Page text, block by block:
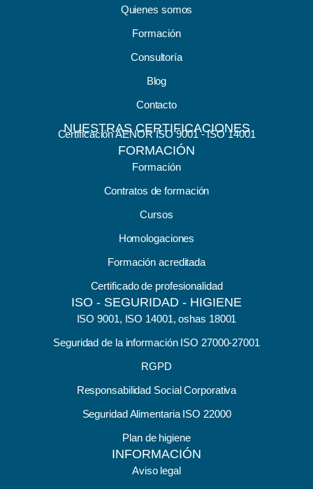
Quienes somos
Formación
Consultoría
Blog
Contacto
NUESTRAS CERTIFICACIONES
Certificación AENOR ISO 9001 - ISO 14001
FORMACIÓN
Formación
Contratos de formación
Cursos
Homologaciones
Formación acreditada
Certificado de profesionalidad
ISO - SEGURIDAD - HIGIENE
ISO 9001, ISO 14001, oshas 18001
Seguridad de la información ISO 27000-27001
RGPD
Responsabilidad Social Corporativa
Seguridad Alimentaria ISO 22000
Plan de higiene
INFORMACIÓN
Aviso legal